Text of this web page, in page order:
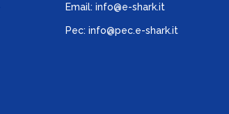
Email: info@e-shark.it
Pec: info@pec.e-shark.it